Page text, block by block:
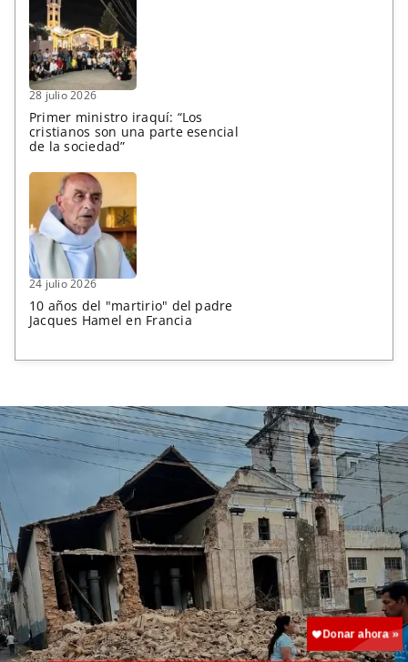
28 julio 2026
Primer ministro iraquí: “Los
cristianos son una parte esencial
de la sociedad”
24 julio 2026
10 años del "martirio" del padre
Jacques Hamel en Francia